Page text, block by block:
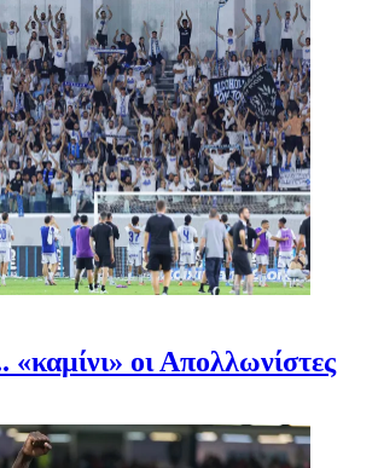
«καμίνι» οι Απολλωνίστες